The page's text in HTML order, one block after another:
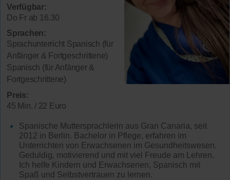
Verfügbar:
Do Fr ab 16.30
Sprachen:
Sprachunterricht Spanisch (für
Anfänger & Fortgeschrittene)
Spanisch (für Anfänger &
Fortgeschrittene)
Preis:
45 Min. / 22 Euro
Spanische Muttersprachlerin aus Gran Canaria, seit
2012 in Berlin. Bachelor in Pflege, erfahren im
Unterrichten von Erwachsenen im Gesundheitswesen.
Geduldig, motivierend und mit viel Freude am Lehren.
Ich helfe Kindern und Erwachsenen, Spanisch mit
Spaß und Selbstvertrauen zu lernen.